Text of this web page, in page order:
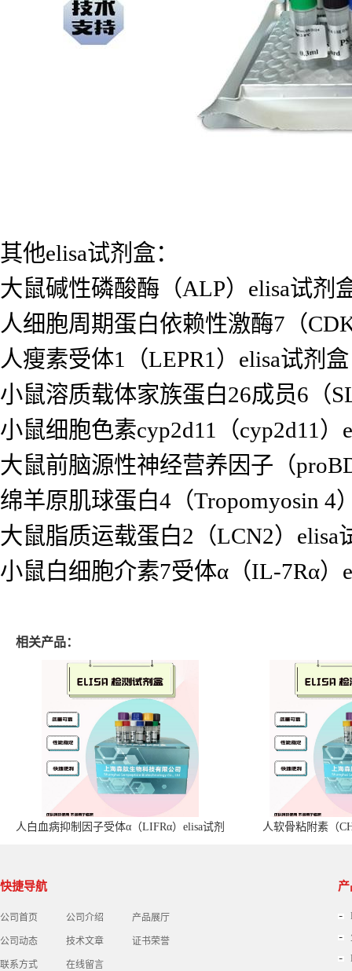
其他elisa试剂盒：
大鼠碱性磷酸酶（ALP）elisa试剂
人细胞周期蛋白依赖性激酶7（
人瘦素受体1（LEPR1）elisa试剂盒
小鼠溶质载体家族蛋白26成员6（
小鼠细胞色素cyp2d11（cyp2d11）
大鼠前脑源性神经营养因子（
绵羊原肌球蛋白4（Tropomyosin 4
大鼠脂质运载蛋白2（LCN2）elisa
小鼠白细胞介素7受体α（IL-7Rα）
相关产品：
人白血病抑制因子受体α（LIFRα）elisa试剂
人软骨粘附素（
快捷导航
公司首页 公司介绍 产品展厅
公司动态 技术文章 证书荣誉
联系方式 在线留言